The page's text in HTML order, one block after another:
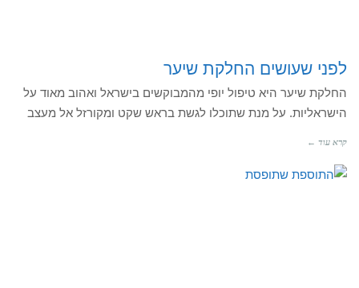
לפני שעושים החלקת שיער
החלקת שיער היא טיפול יופי מהמבוקשים בישראל ואהוב מאוד על
הישראליות. על מנת שתוכלו לגשת בראש שקט ומקורזל אל מעצב
קרא עוד ←